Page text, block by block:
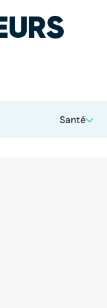
Santé